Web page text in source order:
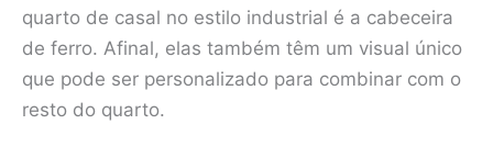
quarto de casal no estilo industrial é a cabeceira
de ferro. Afinal, elas também têm um visual único
que pode ser personalizado para combinar com o
resto do quarto.